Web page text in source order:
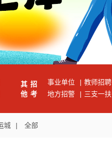
其
他
招
考
事业单位 | 教师招聘
地方招警
| 三支一扶
城 | 全部